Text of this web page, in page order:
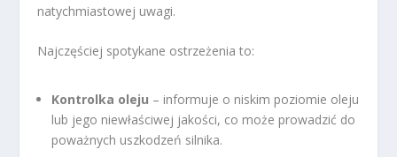
natychmiastowej uwagi.
Najczęściej spotykane ostrzeżenia to:
Kontrolka oleju – informuje o niskim poziomie oleju
lub jego niewłaściwej jakości, co może prowadzić do
poważnych uszkodzeń silnika.